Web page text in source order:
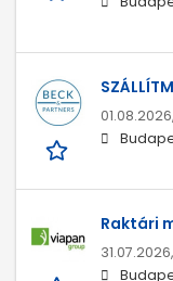
01.08.2026,
Raktári
31.07.2026,